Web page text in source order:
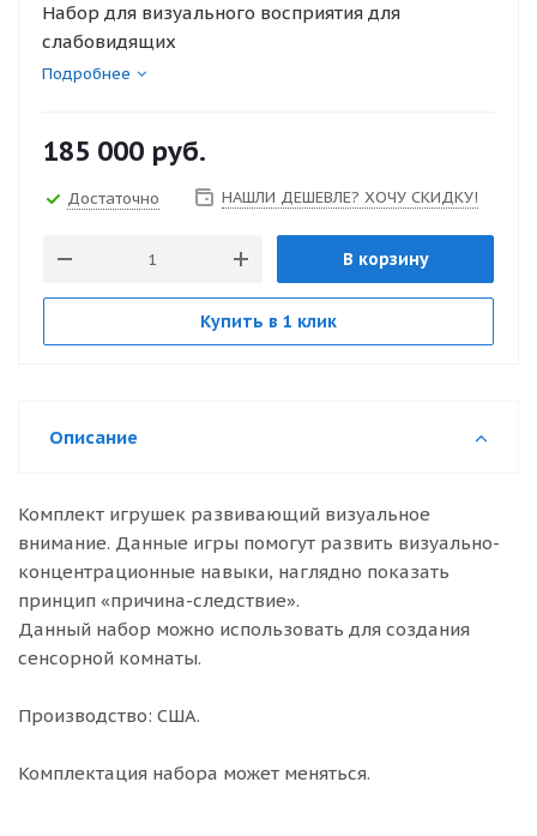
Набор для визуального восприятия для
слабовидящих
Подробнее
185 000 руб.
Достаточно НАШЛИ ДЕШЕВЛЕ? ХОЧУ СКИДКУ!
В корзину
Купить в 1 клик
Описание
Комплект игрушек развивающий визуальное
внимание. Данные игры помогут развить визуально-
концентрационные навыки, наглядно показать
принцип «причина-следствие».
Данный набор можно использовать для создания
сенсорной комнаты.
Производство: США.
Комплектация набора может меняться.